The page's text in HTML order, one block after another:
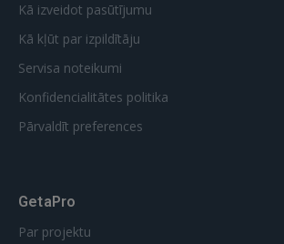
Kā izveidot pasūtījumu
Kā kļūt par izpildītāju
Servisa noteikumi
Konfidencialitātes politika
Pārvaldīt preferences
GetaPro
Par projektu